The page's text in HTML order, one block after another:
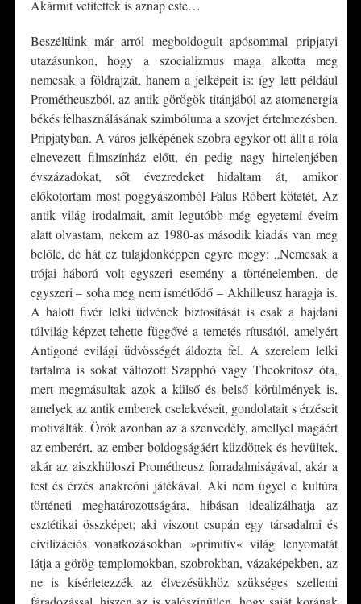
Akármit vetítettek is aznap este…
Beszéltünk már arról megboldogult apósommal pripjatyi
utazásunkon, hogy a szocializmus maga alkotta meg
nemcsak a földrajzát, hanem a jelképeit is: így lett például
Prométheuszból, az antik görögök titánjából az atomenergia
békés felhasználásának szimbóluma a szovjet értelmezésben.
Pripjatyban. A város jelképének szobra egykor ott állt a róla
elnevezett filmszínház előtt, én pedig nagy hirtelenjében
évszázadokat, sőt évezredeket hidaltam át, amikor
előkotortam most poggyászomból Falus Róbert kötetét, Az
antik világ irodalmait, amit legutóbb még egyetemi éveim
alatt olvastam, nekem az 1980-as második kiadás van meg
belőle, de hát ez tulajdonképpen egyre megy: „Nemcsak a
trójai háború volt egyszeri esemény a történelemben, de
egyszeri – soha meg nem ismétlődő – Akhilleusz haragja is.
A halott fivér lelki üdvének biztosítását is csak a hajdani
túlvilág-képzet tehette függővé a temetés rítusától, amelyért
Antigoné evilági üdvösségét áldozta fel. A szerelem lelki
tartalma is sokat változott Szapphó vagy Theokritosz óta,
mert megmásultak azok a külső és belső körülmények is,
amelyek az antik emberek cselekvéseit, gondolatait s érzéseit
motiválták. Örök azonban az a szenvedély, amellyel magáért
az emberért, az ember boldogságáért küzdöttek és hevültek,
akár az aiszkhüloszi Prométheusz forradalmiságával, akár a
test és érzés anakreóni játékával. Aki nem ügyel e kultúra
történeti meghatározottságára, hibásan idealizálhatja az
esztétikai összképet; aki viszont csupán egy társadalmi és
civilizációs vonatkozásokban »primitív« világ lenyomatát
látja a görög templomokban, szobrokban, vázaképekben, az
ne is kísérletezzék az élvezésükhöz szükséges szellemi